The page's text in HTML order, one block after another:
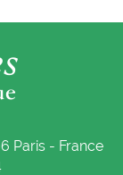
Paris - France